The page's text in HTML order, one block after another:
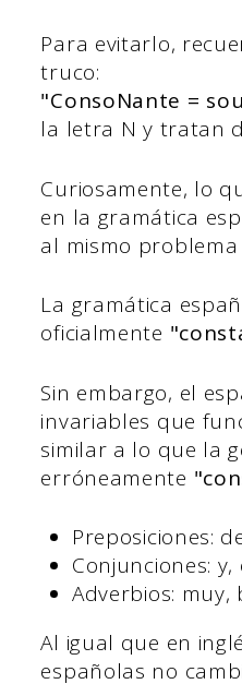
Para evitarlo,
truco:
"ConsoNante =
la letra N y tratan
Curiosamente, lo
en la gramática
al mismo problema
La gramática
oficialmente
Sin embargo, el
invariables que
similar a lo que la
erróneamente
Preposiciones:
Conjunciones:
Adverbios:
Al igual que en
españolas no